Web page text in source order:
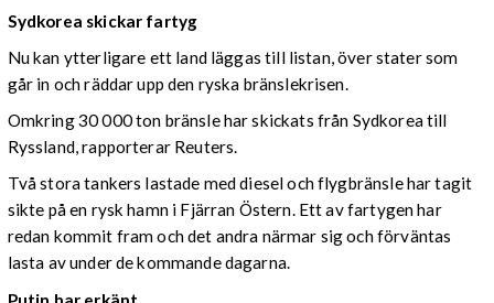
Sydkorea skickar fartyg
Nu kan ytterligare ett land läggas till listan, över stater som
går in och räddar upp den ryska bränslekrisen.
Omkring 30 000 ton bränsle har skickats från Sydkorea till
Ryssland, rapporterar Reuters.
Två stora tankers lastade med diesel och flygbränsle har tagit
sikte på en rysk hamn i Fjärran Östern. Ett av fartygen har
redan kommit fram och det andra närmar sig och förväntas
lasta av under de kommande dagarna.